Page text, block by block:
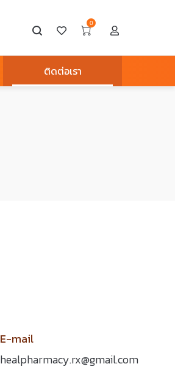
0
ติดต่อเรา
E-mail
healpharmacy.rx@gmail.com